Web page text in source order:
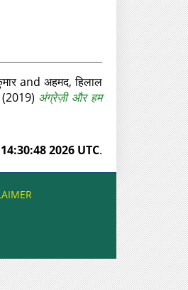
and अहमद, हिलाल
अंग्रेज़ी और हम
2026 UTC.